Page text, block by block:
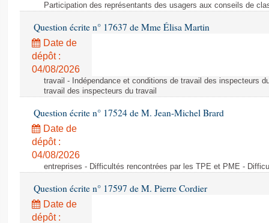
Participation des représentants des usagers aux conseils de
Question écrite n° 17637 de Mme Élisa Martin
Date de
dépôt :
04/08/2026
travail - Indépendance et conditions de travail des inspecteurs
travail des inspecteurs du travail
Question écrite n° 17524 de M. Jean-Michel Brard
Date de
dépôt :
04/08/2026
entreprises - Difficultés rencontrées par les TPE et PME -
Question écrite n° 17597 de M. Pierre Cordier
Date de
dépôt :